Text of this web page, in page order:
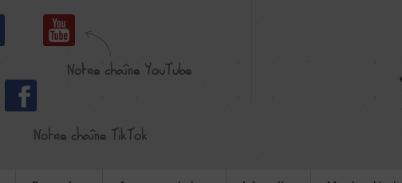
Notre chaîne YouTube
Notre chaîne TikTok